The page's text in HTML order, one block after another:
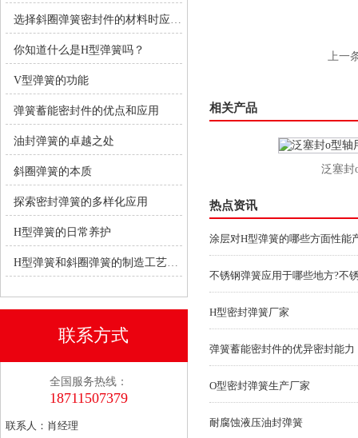
选择斜圈弹簧密封件的材料时应考虑哪些因素？
你知道什么是H型弹簧吗？
V型弹簧的功能
弹簧蓄能密封件的优点和应用
油封弹簧的卓越之处
斜圈弹簧的本质
探索密封弹簧的多样化应用
H型弹簧的日常养护
H型弹簧和斜圈弹簧的制造工艺有何不同？
联系方式
全国服务热线：
18711507379
联系人：肖经理
上一
相关产品
泛塞封o
热点资讯
涂层对H型弹簧的哪些方面性能
不锈钢弹簧应用于哪些地方?不
H型密封弹簧厂家
弹簧蓄能密封件的优异密封能力
O型密封弹簧生产厂家
耐腐蚀液压油封弹簧